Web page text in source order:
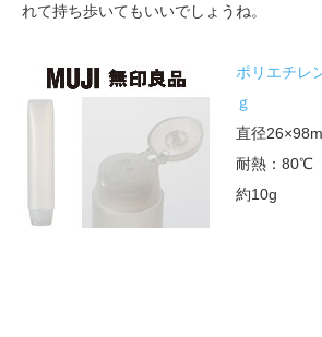
れて持ち歩いてもいいでしょうね。
ポリエチレ
ｇ
直径
耐熱：
約10g